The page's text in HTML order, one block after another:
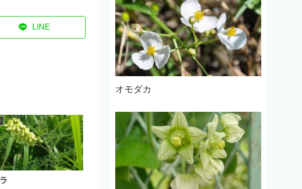
LINE
オモダカ